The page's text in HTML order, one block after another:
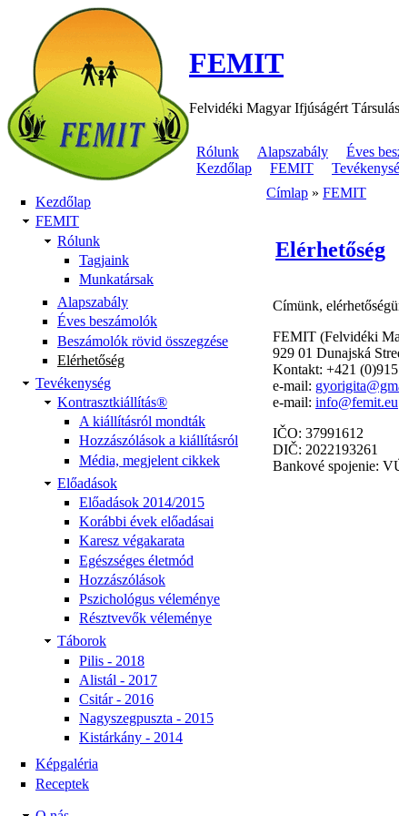
FEMIT
Felvidéki Magyar Ifjúságért Társulás
Rólunk Alapszabály Éves
Kezdőlap
FEMIT
Kezdőlap
FEMIT
Rólunk
Tagjaink
Munkatársak
Alapszabály
Éves beszámolók
Beszámolók rövid összegzése
Elérhetőség
Tevékenység
Kontrasztkiállítás®
A kiállításról mondták
Hozzászólások a kiállításról
Média, megjelent cikkek
Előadások
Előadások 2014/2015
Korábbi évek előadásai
Karesz végakarata
Egészséges életmód
Hozzászólások
Pszichológus véleménye
Résztvevők véleménye
Táborok
Pilis - 2018
Alistál - 2017
Csitár - 2016
Nagyszegpuszta - 2015
Kistárkány - 2014
Képgaléria
Receptek
Címlap » FEMIT
Elérhetőség
Címünk,
FEMIT (Felvidéki
929 01 Dunajská
Kontakt: +421
e-mail:
e-mail: info@femit.eu
IČO: 37991612
DIČ: 2022193261
Bankové spojenie: